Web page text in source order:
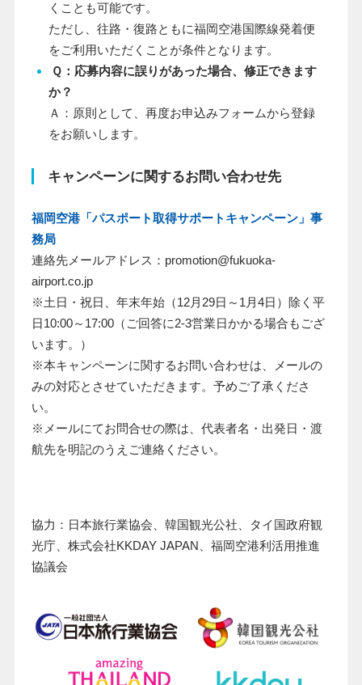
くことも可能です。
ただし、往路・復路ともに福岡空港国際線発着便
をご利用いただくことが条件となります。
Ｑ：応募内容に誤りがあった場合、修正できます
か？
Ａ：原則として、再度お申込みフォームから登録
をお願いします。
キャンペーンに関するお問い合わせ先
福岡空港「パスポート取得サポートキャンペーン」事
務局
連絡先メールアドレス：promotion@fukuoka-
airport.co.jp
※土日・祝日、年末年始（12月29日～1月4日）除く平
日10:00～17:00（ご回答に2-3営業日かかる場合もござ
います。）
※本キャンペーンに関するお問い合わせは、メールの
みの対応とさせていただきます。予めご了承くださ
い。
※メールにてお問合せの際は、代表者名・出発日・渡
航先を明記のうえご連絡ください。
協力：日本旅行業協会、韓国観光公社、タイ国政府観
光庁、株式会社KKDAY JAPAN 、福岡空港利活用推進
協議会